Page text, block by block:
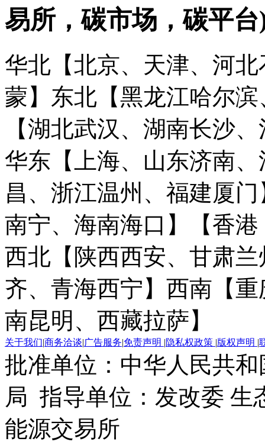
易所，碳市场，碳平台
华北【北京、天津、河
蒙】 东北【黑龙江哈尔
【湖北武汉、湖南长沙
华东【上海、山东济南
昌、浙江温州、福建厦门
南宁、海南海口】
【香
西北【陕西西安、甘肃
齐、青海西宁】 西南【
南昆明、西藏拉萨】
关于我们|商务洽谈|广告服务|免责声明 |隐私权政策 |版权声明 |
批准单位：中华人民共
局 指导单位：发改委 生
能源交易所